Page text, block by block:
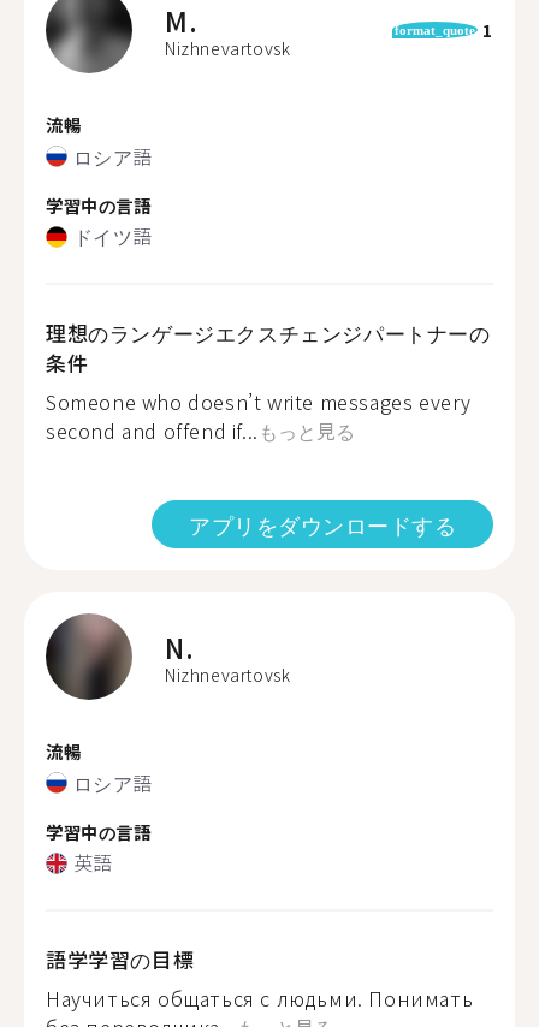
M.
Nizhnevartovsk
format_quote 1
流暢
ロシア語
学習中の言語
ドイツ語
理想のランゲージエクスチェンジパートナーの
条件
Someone who doesn’t write messages every
second and offend if... もっと見る
アプリをダウンロードする
N.
Nizhnevartovsk
流暢
ロシア語
学習中の言語
英語
語学学習の目標
Научиться общаться с людьми. Понимать